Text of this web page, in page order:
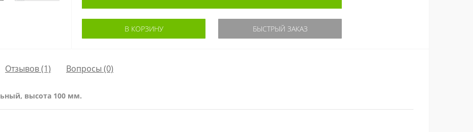
В КОРЗИНУ БЫСТРЫЙ ЗАКАЗ
Отзывов (1) Вопросы (0)
высота 100 мм.